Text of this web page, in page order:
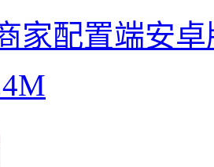
家配置端安卓